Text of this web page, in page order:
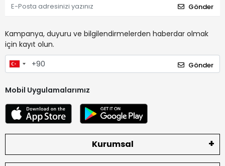
Gönder
Kampanya, duyuru ve bilgilendirmelerden haberdar olmak
için kayıt olun.
Gönder
Mobil Uygulamalarımız
Kurumsal